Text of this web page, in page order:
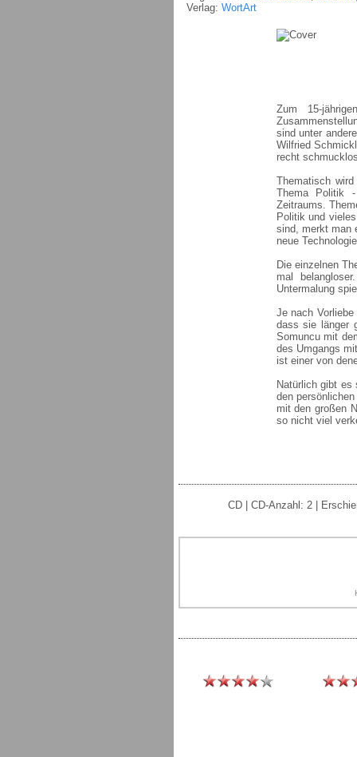
Verlag: WortArt
Zum 15-
sind unter
Wilfried
recht
Thematisch
Thema Politik
Zeitraums.
Politik und
sind, merkt man
neue
Die einzelnen
mal
Untermalung
Je nach
dass sie länger
Somuncu mit
des Umgangs
ist einer von
Natürlich gibt es
den
mit den großen
so nicht viel
CD | CD-Anzahl: 2 |